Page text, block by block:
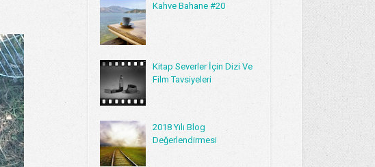
Kahve Bahane #20
Kitap Severler İçin Dizi Ve
Film Tavsiyeleri
2018 Yılı Blog
Değerlendirmesi